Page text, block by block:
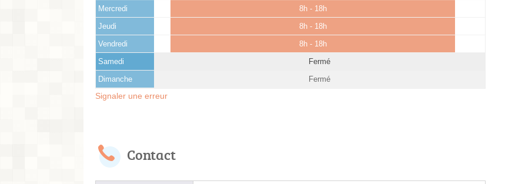
Mercredi 8h - 18h
Jeudi 8h - 18h
Vendredi 8h - 18h
Samedi Fermé
Dimanche Fermé
Signaler une erreur
Contact